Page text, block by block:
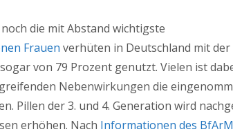
die mit Abstand wichtigste
Frauen verhüten in Deutschland mit der
von 79 Prozent genutzt. Vielen ist
Nebenwirkungen die
Pillen der 3. und 4. Generation wird
erhöhen. Nach Informationen des BfArM